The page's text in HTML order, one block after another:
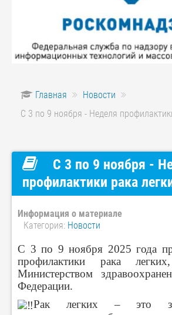
Главная
Новости
С 3 по 9 ноября - Неделя
С 3 по 9 ноября -
профилактики рака
Информация о материале
Категория: Новости
С 3 по 9 ноября 2025 года
профилактики рака
Министерством
Федерации.
Рак легких – это